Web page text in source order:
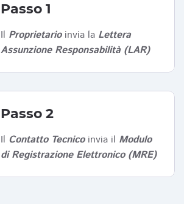
Passo 1
Il Proprietarioinvia la Lettera
Assunzione Responsabilità (LAR)
Passo 2
Il Contatto Tecnicoinvia il Modulo
di Registrazione Elettronico (MRE)